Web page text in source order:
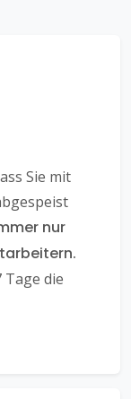
Sie mit
nur
Tage die